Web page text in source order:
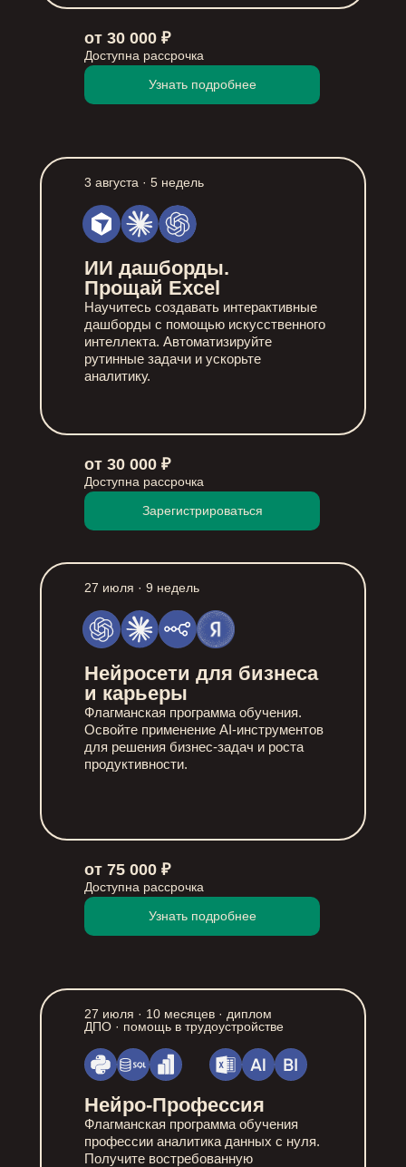
от 30 000 ₽
Доступна рассрочка
Узнать подробнее
ИИ дашборды.
Прощай Excel
Научитесь создавать интерактивные
дашборды с помощью искусственного
интеллекта. Автоматизируйте
рутинные задачи и ускорьте
аналитику.
3 августа · 5 недель
от 30 000 ₽
Доступна рассрочка
Зарегистрироваться
Нейросети для бизнеса
и карьеры
Флагманская программа обучения.
Освойте применение AI-инструментов
для решения бизнес-задач и роста
продуктивности.
27 июля · 9 недель
от 75 000 ₽
Доступна рассрочка
Узнать подробнее
Нейро-Профессия
Флагманская программа обучения
профессии аналитика данных с нуля.
Получите востребованную
27 июля · 10 месяцев · диплом
ДПО · помощь в трудоустройстве